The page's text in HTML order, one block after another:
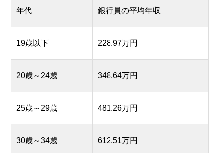
年代 銀行員の平均年収
19歳以下 228.97万円
20歳～24歳 348.64万円
25歳～29歳 481.26万円
30歳～34歳 612.51万円